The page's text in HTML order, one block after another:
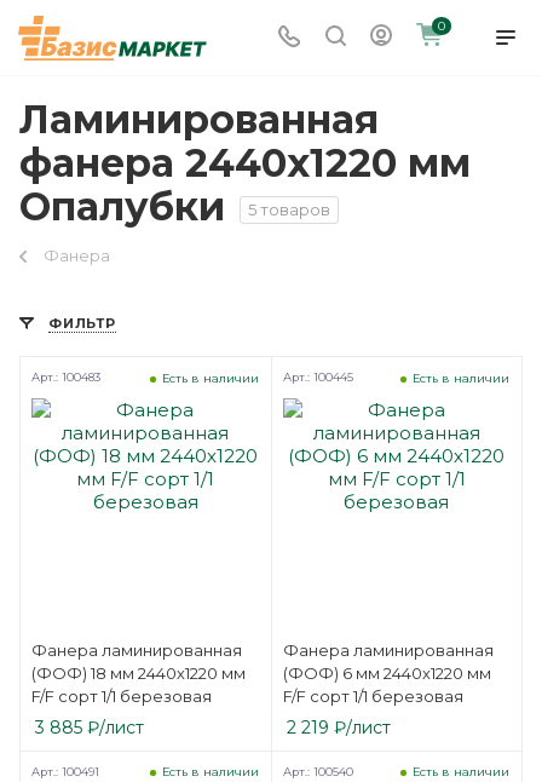
0
Ламинированная
фанера 2440х1220 мм
Опалубки
5 товаров
Фанера
ФИЛЬТР
Фанера ламинированная
(ФОФ) 18 мм 2440х1220 мм
F/F сорт 1/1 березовая
Есть в наличии
Арт.: 100483
3 885 ₽/лист
Фанера ламинированная
(ФОФ) 6 мм 2440х1220 мм
F/F сорт 1/1 березовая
Есть в наличии
Арт.: 100445
2 219 ₽/лист
Есть в наличии
Арт.: 100491 Есть в наличии
Арт.: 100540